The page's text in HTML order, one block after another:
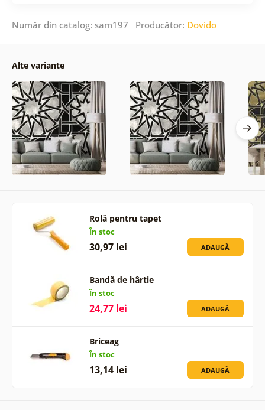
Număr din catalog: sam197 Producător: Dovido
Alte variante
Rolă pentru tapet
În stoc
30,97 lei ADAUGĂ
Bandă de hârtie
În stoc
24,77 lei ADAUGĂ
Briceag
În stoc
13,14 lei ADAUGĂ